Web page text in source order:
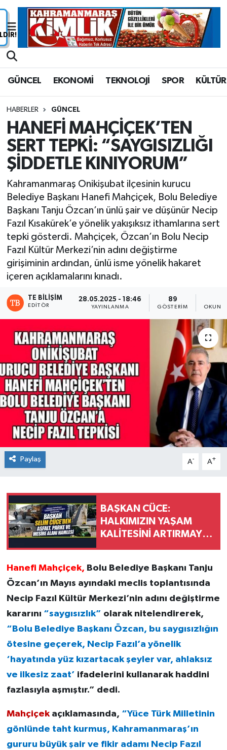
GÜNCEL EKONOMİ TEKNOLOJİ SPOR KÜLTÜR
HABERLER GÜNCEL
HANEFİ MAHÇİÇEK’TEN
SERT TEPKİ: “SAYGISIZLIĞI
ŞİDDETLE KINIYORUM”
Kahramanmaraş Onikişubat ilçesinin kurucu
Belediye Başkanı Hanefi Mahçiçek, Bolu Belediye
Başkanı Tanju Özcan’ın ünlü şair ve düşünür Necip
Fazıl Kısakürek’e yönelik yakışıksız ithamlarına sert
tepki gösterdi. Mahçiçek, Özcan’ın Bolu Necip
Fazıl Kültür Merkezi’nin adını değiştirme
girişiminin ardından, ünlü isme yönelik hakaret
içeren açıklamalarını kınadı.
TE BILIŞIM
EDITÖR
28.05.2025 - 18:46
YAYINLANMA
89
GÖSTERIM
Paylaş A- A+
BAŞKAN CÜCE:
HALKIMIZIN YAŞAM
KALİTESİNİ ARTIRMAYA
Hanefi Mahçiçek, Bolu Belediye Başkanı Tanju
Özcan’ın Mayıs ayındaki meclis toplantısında
Necip Fazıl Kültür Merkezi’nin adını değiştirme
kararını “saygısızlık” olarak nitelendirerek,
“Bolu Belediye Başkanı Özcan, bu saygısızlığın
ötesine geçerek, Necip Fazıl’a yönelik
‘hayatında yüz kızartacak şeyler var, ahlaksız
ve ilkesiz zaat’ ifadelerini kullanarak haddini
fazlasıyla aşmıştır.” dedi.
Mahçiçekaçıklamasında, “Yüce Türk Milletinin
gönlünde taht kurmuş, Kahramanmaraş’ın
gururu büyük şair ve fikir adamı Necip Fazıl
Nöbetçi Eczaneler
Trafik Durumu
Süper Lig Puan Durumu ve Fikstür
Tüm Manşetler
Son Dakika Haberleri
Haber Arşivi